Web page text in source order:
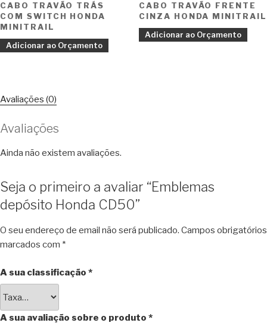
CABO TRAVÃO TRÁS
COM SWITCH HONDA
MINITRAIL
Adicionar ao Orçamento
CABO TRAVÃO FRENTE
CINZA HONDA MINITRAIL
Adicionar ao Orçamento
Avaliações (0)
Avaliações
Ainda não existem avaliações.
Seja o primeiro a avaliar “Emblemas
depósito Honda CD50”
O seu endereço de email não será publicado. Campos obrigatórios
marcados com *
A sua classificação *
A sua avaliação sobre o produto *